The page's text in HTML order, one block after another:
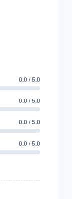
0.0 / 5.0
0.0 / 5.0
0.0 / 5.0
0.0 / 5.0